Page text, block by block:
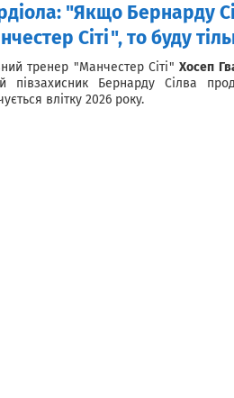
"Якщо Бернарду
Сіті", то буду
тренер "Манчестер Сіті"Хосеп
півзахисник Бернарду Сілва
влітку 2026 року.